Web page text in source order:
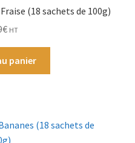
(18 sachets de 100g)
€ HT
panier